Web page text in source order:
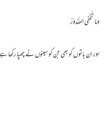
وَمَا تُخْفِي الصُّدُوْرُ
اور ان باتوں کو بھی جن کو سینوں نے چھپا رکھا